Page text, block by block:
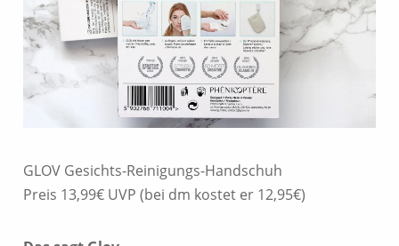
GLOV Gesichts-Reinigungs-Handschuh
Preis 13,99€ UVP (bei dm kostet er 12,95€)